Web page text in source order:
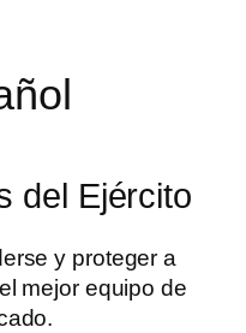
del Ejército
y proteger a
mejor equipo de